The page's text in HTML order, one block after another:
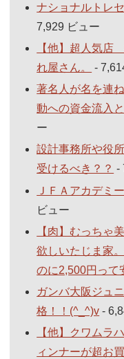
ナショナルトレ
7,929 ビュー
【他】超人気
れ屋さん。
-
著名人が名を連
動への資金流入
ー
設計事務所や役
受けるべき？？ -
ＪＦＡアカデミ
ビュー
【肉】むっちゃ
欲しいたじま家
のに2,500円って
ガンバ大阪ジュ
格！！(^_^)v -
【他】クワム
ィンナーが超お